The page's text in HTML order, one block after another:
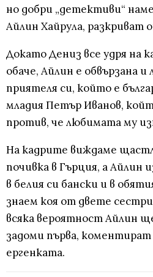
но добри „детективи“
Айлин Хайрула, разкриват
Докато Дениз все удря на
обаче, Айлин е обвързана и
приятеля си, който е
младия Петър Иванов,
против, че любимата му
На кадрите виждаме
почивка в Гърция, а Айлин
в белия си бански и в
знаем коя от двете
всяка вероятност Айлин
задоми първа,
ергенката.